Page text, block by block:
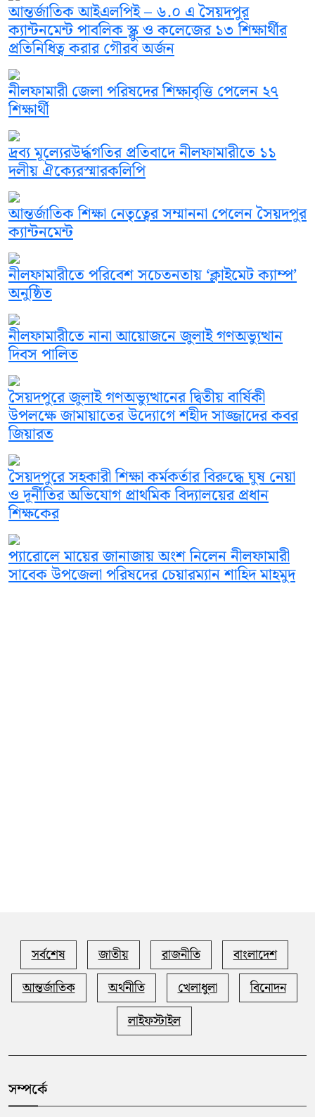
আন্তর্জাতিক আইএলপিই – ৬.০ এ সৈয়দপুর
ক্যান্টনমেন্ট পাবলিক স্ক্লু ও কলেজের ১৩ শিক্ষার্থীর
প্রতিনিধিত্ব করার গৌরব অর্জন
নীলফামারী জেলা পরিষদের শিক্ষাবৃত্তি পেলেন ২৭
শিক্ষার্থী
দ্রব্য মূল্যেরউর্দ্ধগতির প্রতিবাদে নীলফামারীতে ১১
দলীয় ঐক্যেরস্মারকলিপি
আন্তর্জাতিক শিক্ষা নেতৃত্বের সম্মাননা পেলেন সৈয়দপুর
ক্যান্টনমেন্ট
নীলফামারীতে পরিবেশ সচেতনতায় ‘ক্লাইমেট ক্যাম্প’
অনুষ্ঠিত
নীলফামারীতে নানা আয়োজনে জুলাই গণঅভ্যুত্থান
দিবস পালিত
সৈয়দপুরে জুলাই গণঅভ্যুত্থানের দ্বিতীয় বার্ষিকী
উপলক্ষে জামায়াতের উদ্যোগে শহীদ সাজ্জাদের কবর
জিয়ারত
সৈয়দপুরে সহকারী শিক্ষা কর্মকর্তার বিরুদ্ধে ঘুষ নেয়া
ও দূর্নীতির অভিযোগ প্রাথমিক বিদ্যালয়ের প্রধান
শিক্ষকের
প্যারোলে মায়ের জানাজায় অংশ নিলেন নীলফামারী
সাবেক উপজেলা পরিষদের চেয়ারম্যান শাহিদ মাহমুদ
সর্বশেষ জাতীয় রাজনীতি
বাংলাদেশ
আন্তর্জাতিক
অর্থনীতি খেলাধুলা
বিনোদন
লাইফস্টাইল
সম্পর্কে